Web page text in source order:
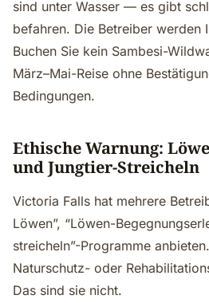
sind unter Wasser — es gibt
befahren. Die Betreiber werden
Buchen Sie kein Sambesi-
März–Mai-Reise ohne
Bedingungen.
Ethische Warnung:
und Jungtier-Streicheln
Victoria Falls hat mehrere
Löwen”, “Löwen-
streicheln”-Programme
Naturschutz- oder
Das sind sie nicht.